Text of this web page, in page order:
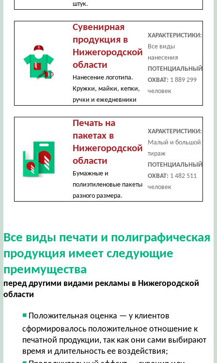
штук.
Сувенирная
продукция в
Нижегородской
области
Нанесение логотипа.
Кружки, майки, кепки,
ручки и ежедневники
ХАРАКТЕРИСТИКИ:
Все виды
нанесения
ПОТЕНЦИАЛЬНЫЙ
ОХВАТ: 1 889 299
человек
Печать на
пакетах в
Нижегородской
области
Бумажные и
полиэтиленовые пакеты
разного размера.
ХАРАКТЕРИСТИКИ:
Малый и большой
тираж
ПОТЕНЦИАЛЬНЫЙ
ОХВАТ: 1 482 511
человек
Все виды печати и полиграфическая
продукция имеет следующие
преимущества
перед другими видами рекламы в Нижегородской
области
Положительная оценка — у клиентов
сформировалось положительное отношение к
печатной продукции, так как они сами выбирают
время и длительность ее воздействия;